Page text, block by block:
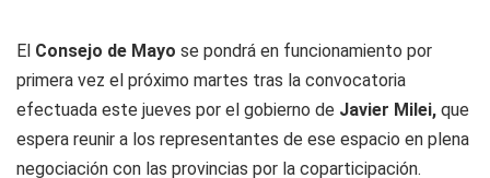
El Consejo de Mayo se pondrá en funcionamiento por
primera vez el próximo martes tras la convocatoria
efectuada este jueves por el gobierno de Javier Milei, que
espera reunir a los representantes de ese espacio en plena
negociación con las provincias por la coparticipación.